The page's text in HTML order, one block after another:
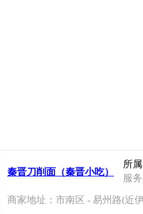
秦晋刀削面（秦晋小吃）
所
服
商家地址：市南区 - 易州路(近